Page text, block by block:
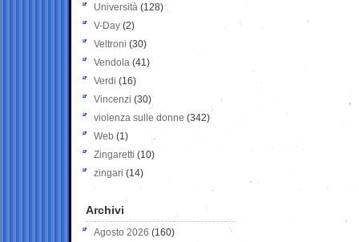
Università (128)
V-Day (2)
Veltroni (30)
Vendola (41)
Verdi (16)
Vincenzi (30)
violenza sulle donne (342)
Web (1)
Zingaretti (10)
zingari (14)
Archivi
Agosto 2026 (160)